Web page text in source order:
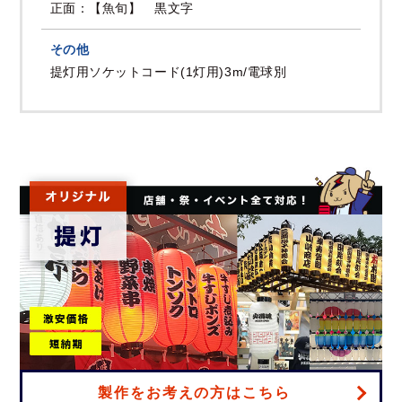
正面：【魚旬】 黒文字
その他
提灯用ソケットコード(1灯用)3m/電球別
製作をお考えの方はこちら